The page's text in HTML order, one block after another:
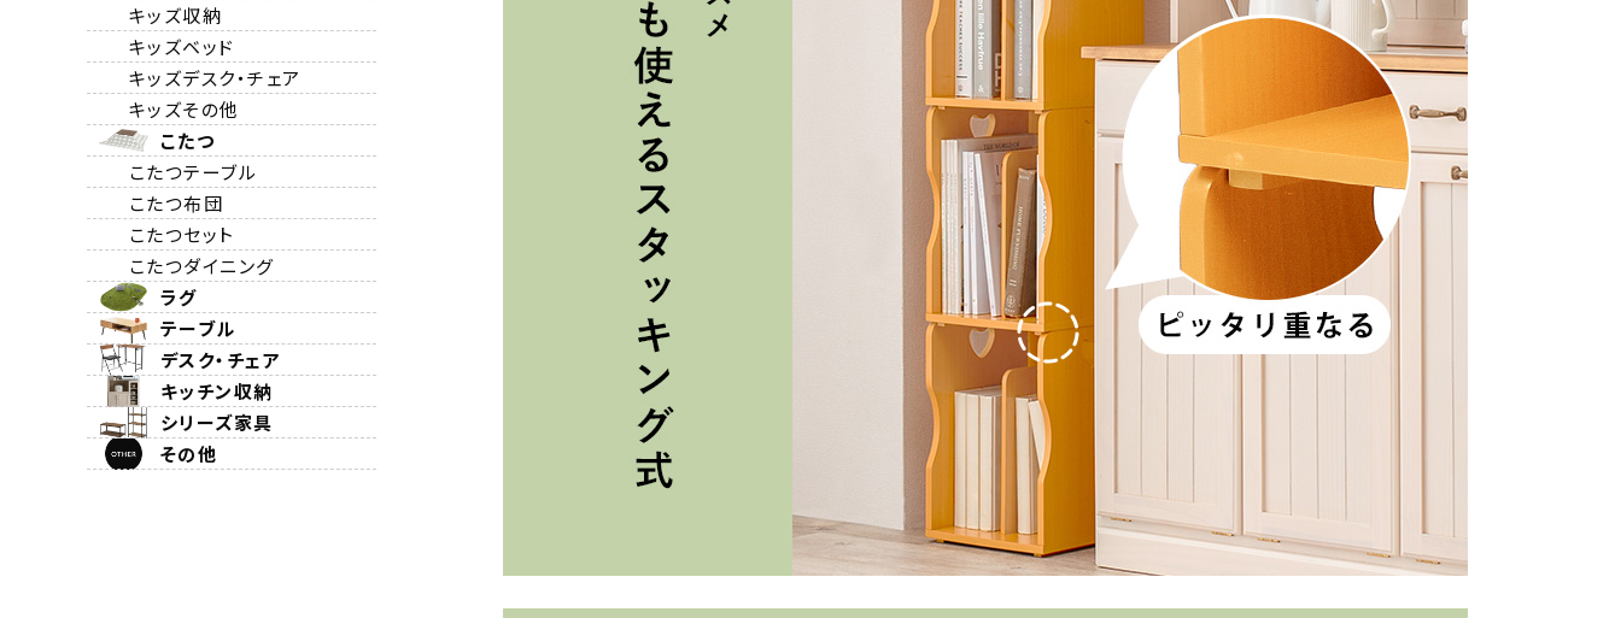
キッズ収納
キッズベッド
キッズデスク・チェア
キッズその他
こたつ
こたつテーブル
こたつ布団
こたつセット
こたつダイニング
ラグ
テーブル
デスク・チェア
キッチン収納
シリーズ家具
その他